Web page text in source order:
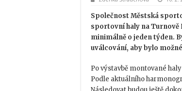
Společnost Městská
sportovní haly na Turnově
minimálně o jeden týden.
uválcování, aby bylo
Po výstavbě montované
Podle aktuálního